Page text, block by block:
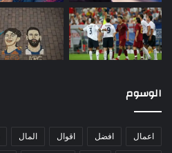
الوسوم
اعمال افضل اقوال المال